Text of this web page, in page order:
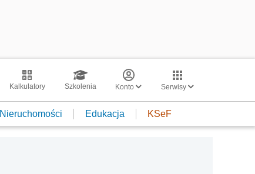
Kalkulatory Szkolenia Konto Serwisy
Nieruchomości Edukacja KSeF